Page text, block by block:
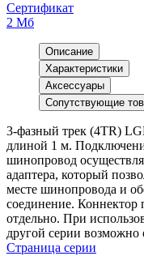
Сертификат
2 Мб
Описание
Характеристики
Аксессуары
Сопутствующие
3-фазный трек (4TR)
длиной 1 м.
шинопровод
адаптера, который
месте шинопровода и
соединение. Коннектор
отдельно. При
другой серии возможно
Страница серии